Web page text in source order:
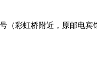
（彩虹桥附近，原邮电宾